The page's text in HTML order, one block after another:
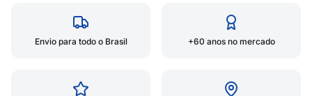
Envio para todo o Brasil +60 anos no mercado